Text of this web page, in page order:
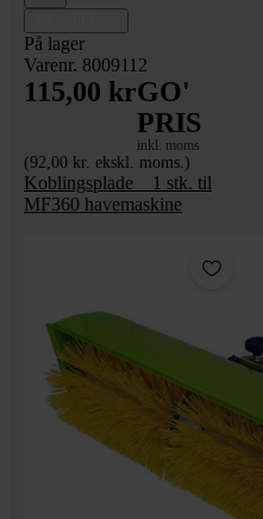
På lager
Varenr. 8009112
115,00 krGO'
PRIS
inkl. moms
(92,00 kr. ekskl. moms.)
Koblingsplade _ 1 stk. til
MF360 havemaskine